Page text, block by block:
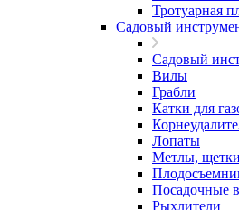
Тротуарная
Садовый
Садовый
Вилы
Грабли
Катки для
Лопаты
Метлы,
Посадочные
Рыхлители